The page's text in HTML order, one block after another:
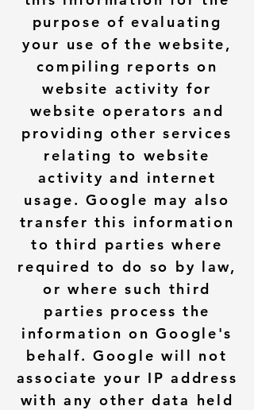
purpose of evaluating
your use of the website,
compiling reports on
website activity for
website operators and
providing other services
relating to website
activity and internet
usage. Google may also
transfer this information
to third parties where
required to do so by law,
or where such third
parties process the
information on Google's
behalf. Google will not
associate your IP address
with any other data held